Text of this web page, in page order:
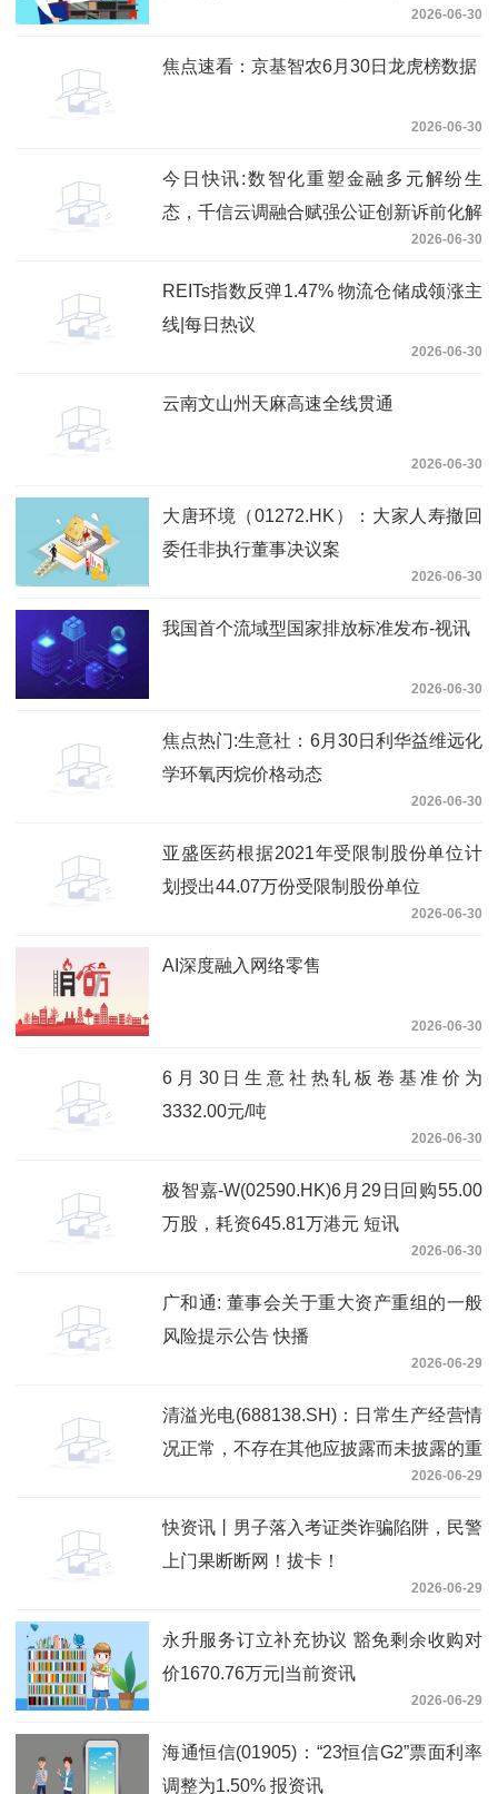
2026-06-30
焦点速看：京基智农6月30日龙虎榜数据
2026-06-30
今日快讯:数智化重塑金融多元解纷生
态，千信云调融合赋强公证创新诉前化解
2026-06-30
REITs指数反弹1.47% 物流仓储成领涨主
线|每日热议
2026-06-30
云南文山州天麻高速全线贯通
2026-06-30
大唐环境（01272.HK）：大家人寿撤回
委任非执行董事决议案
2026-06-30
我国首个流域型国家排放标准发布-视讯
2026-06-30
焦点热门:生意社：6月30日利华益维远化
学环氧丙烷价格动态
2026-06-30
亚盛医药根据2021年受限制股份单位计
划授出44.07万份受限制股份单位
2026-06-30
AI深度融入网络零售
2026-06-30
6月30日生意社热轧板卷基准价为
3332.00元/吨
2026-06-30
极智嘉-W(02590.HK)6月29日回购55.00
万股，耗资645.81万港元 短讯
2026-06-30
广和通: 董事会关于重大资产重组的一般
风险提示公告 快播
2026-06-29
清溢光电(688138.SH)：日常生产经营情
况正常，不存在其他应披露而未披露的重
2026-06-29
快资讯丨男子落入考证类诈骗陷阱，民警
上门果断断网！拔卡！
2026-06-29
永升服务订立补充协议 豁免剩余收购对
价1670.76万元|当前资讯
2026-06-29
海通恒信(01905)：“23恒信G2”票面利率
调整为1.50% 报资讯